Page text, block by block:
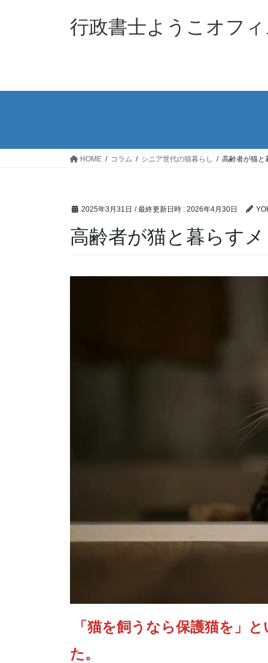
ス
ン
行政書士ようこオフ
HOME コラム シニア世代の猫暮らし 高齢者が猫と
2025年3月31日 / 最終更新日時 : 2026年4月30日
高齢者が猫と暮らす
「猫を飼うなら保護猫を」
た。